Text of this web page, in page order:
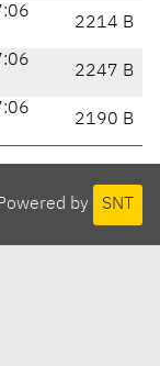
2214 B
2247 B
2190 B
by SNT